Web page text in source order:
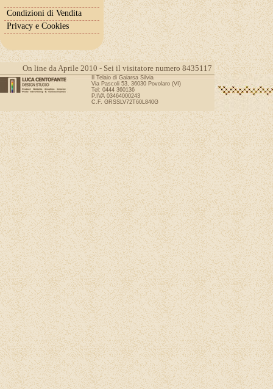
Condizioni di Vendita
Privacy e Cookies
On line da Aprile 2010 - Sei il visitatore numero 8435117
Il Telaio di Gaiarsa Silvia
Via Pascoli 53, 36030 Povolaro (VI)
Tel: 0444 360136
P.IVA 03464000243
C.F. GRSSLV72T60L840G